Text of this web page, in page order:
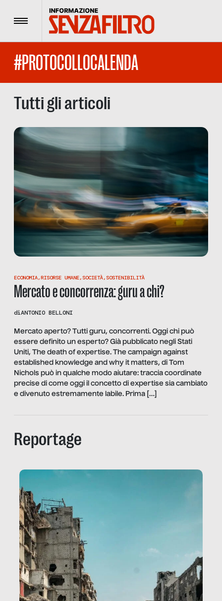
Menu
#PROTOCOLLOCALENDA
Tutti gli articoli
ECONOMIA,RISORSE UMANE, SOCIETÀ, SOSTENIBILITÀ
Mercato e concorrenza: guru a chi?
diANTONIO BELLONI
Mercato aperto? Tutti guru, concorrenti. Oggi chi può
essere definito un esperto? Già pubblicato negli Stati
Uniti, The death of expertise. The campaign against
established knowledge and why it matters, di Tom
Nichols può in qualche modo aiutare: traccia coordinate
precise di come oggi il concetto di expertise sia cambiato
e divenuto estremamente labile. Prima […]
Reportage